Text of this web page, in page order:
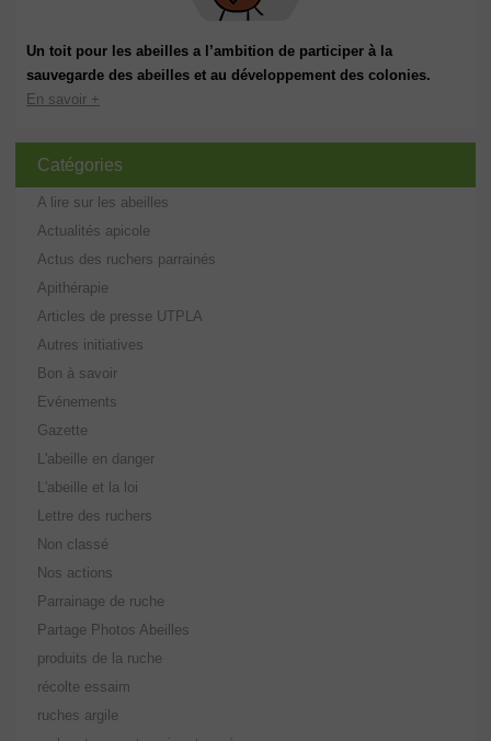
Un toit pour les abeilles a l’ambition de participer à la
sauvegarde des abeilles et au développement des colonies.
En savoir +
Catégories
A lire sur les abeilles
Actualités apicole
Actus des ruchers parrainés
Apithérapie
Articles de presse UTPLA
Autres initiatives
Bon à savoir
Evénements
Gazette
L'abeille en danger
L'abeille et la loi
Lettre des ruchers
Non classé
Nos actions
Parrainage de ruche
Partage Photos Abeilles
produits de la ruche
récolte essaim
ruches argile